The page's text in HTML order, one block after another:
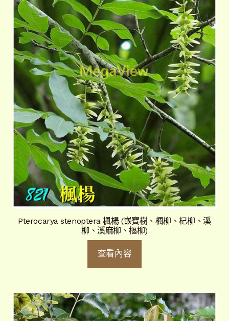
Pterocarya stenoptera 楓楊 (嵌寶樹、楓柳、杞柳、溪
柳、溪麻柳、樞柳)
查看內容